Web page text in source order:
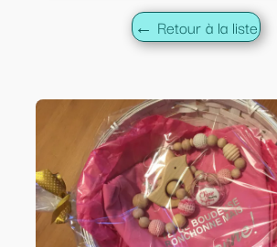
← Retour à la liste